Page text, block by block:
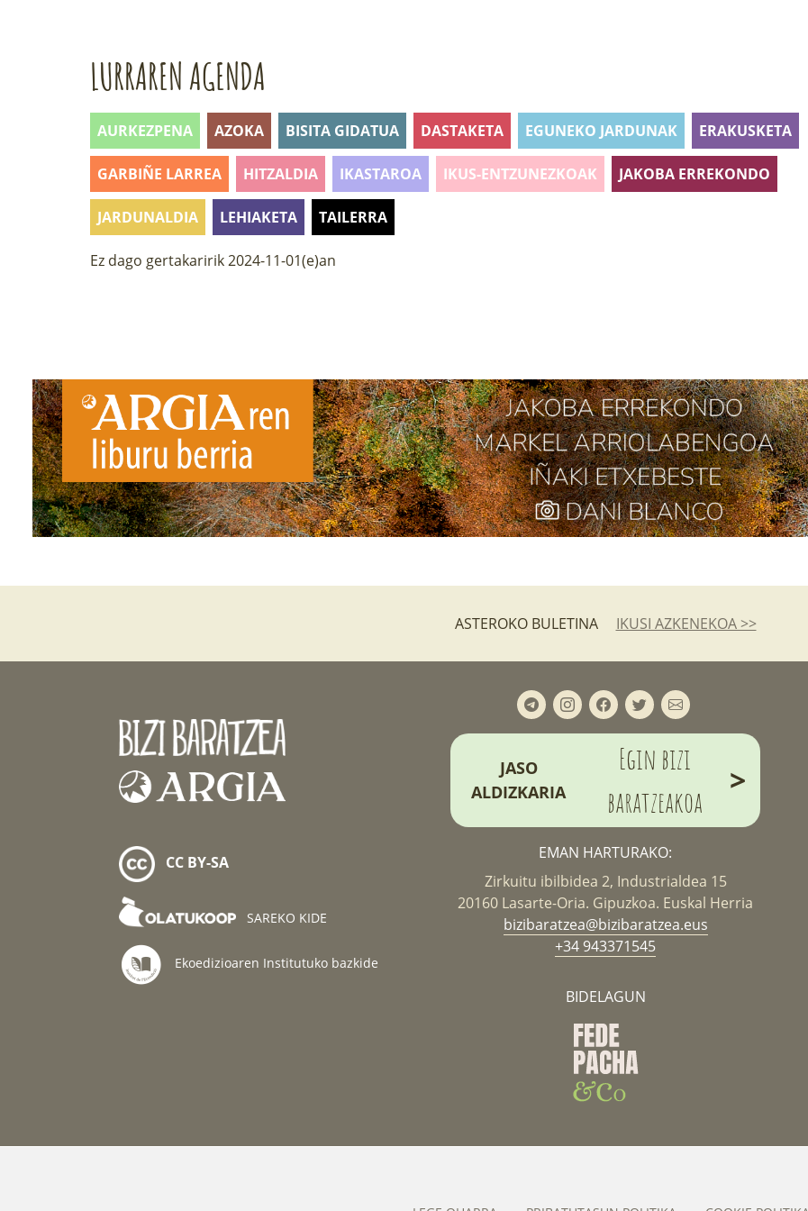
LURRAREN AGENDA
AURKEZPENA AZOKA BISITA GIDATUA DASTAKETA EGUNEKO JARDUNAK ERAKUSKETA
GARBIÑE LARREA HITZALDIA IKASTAROA IKUS-ENTZUNEZKOAK JAKOBA ERREKONDO
JARDUNALDIA LEHIAKETA TAILERRA
Ez dago gertakaririk 2024-11-01(e)an
ASTEROKO BULETINA IKUSI AZKENEKOA >>
CC BY-SA
SAREKO KIDE
Ekoedizioaren Institutuko bazkide
JASO
ALDIZKARIA
Egin bizi
baratzeakoa
>
EMAN HARTURAKO:
Zirkuitu ibilbidea 2, Industrialdea 15
20160 Lasarte-Oria. Gipuzkoa. Euskal Herria
bizibaratzea@bizibaratzea.eus
+34 943371545
BIDELAGUN